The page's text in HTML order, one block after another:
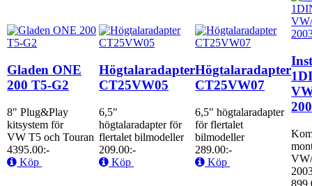
Gladen ONE
200 T5-G2
8" Plug&Play
kitsystem för
VW T5 och Touran
4395.00:-
Köp
Högtalaradapter
CT25VW05
6,5"
högtalaradapter för
flertalet bilmodeller
209.00:-
Köp
Högtalaradapter
CT25VW07
6,5" högtalaradapter
för flertalet
bilmodeller
289.00:-
Köp